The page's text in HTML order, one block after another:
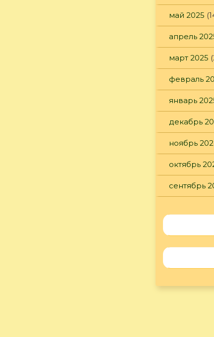
май 2025
апрель
март 2025
февраль
январь
декабрь
ноябрь
октябрь
сентябрь